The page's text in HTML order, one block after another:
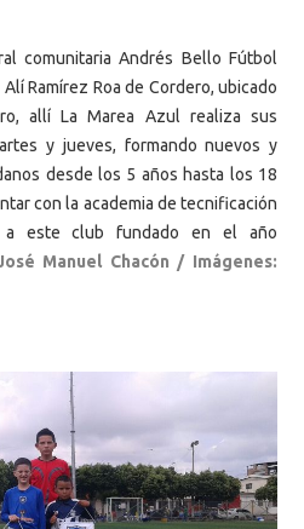
comunitaria Andrés Bello Fútbol
Ramírez Roa de Cordero, ubicado
allí La Marea Azul realiza sus
y jueves, formando nuevos y
desde los 5 años hasta los 18
con la academia de tecnificación
a este club fundado en el año
Manuel Chacón / Imágenes: